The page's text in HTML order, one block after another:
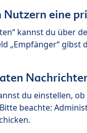
eine
kannst du über
„Empfänger“
du einstellen,
beachte: